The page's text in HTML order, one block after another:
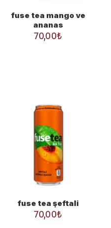
fuse tea mango ve
ananas
70,00₺
fuse tea şeftali
70,00₺